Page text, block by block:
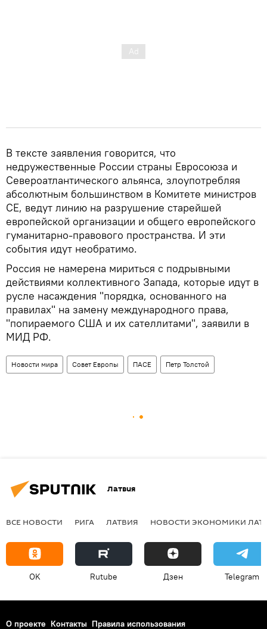
В тексте заявления говорится, что
недружественные России страны Евросоюза и
Североатлантического альянса, злоупотребляя
абсолютным большинством в Комитете министров
СЕ, ведут линию на разрушение старейшей
европейской организации и общего европейского
гуманитарно-правового пространства. И эти
события идут необратимо.
Россия не намерена мириться с подрывными
действиями коллективного Запада, которые идут в
русле насаждения "порядка, основанного на
правилах" на замену международного права,
"попираемого США и их сателлитами", заявили в
МИД РФ.
Новости мира Совет Европы ПАСЕ Петр Толстой
Латвия
ВСЕ НОВОСТИ РИГА ЛАТВИЯ НОВОСТИ ЭКОНОМИКИ
OK Rutube Дзен Telegram
О проекте Контакты Правила использования